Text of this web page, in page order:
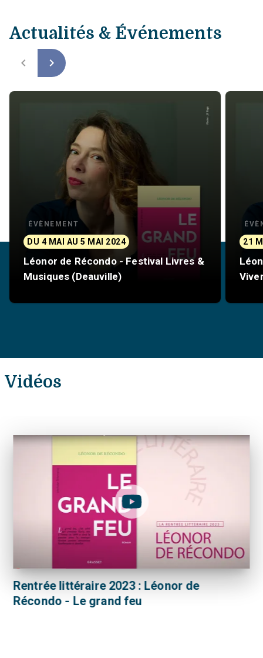
Actualités & Événements
navigate_before navigate_next
ÉVÈNEMENT
DU 4 MAI AU 5 MAI 2024
Léonor de Récondo - Festival Livres &
Musiques (Deauville)
21
Vidéos
Rentrée littéraire 2023 : Léonor de
Récondo - Le grand feu